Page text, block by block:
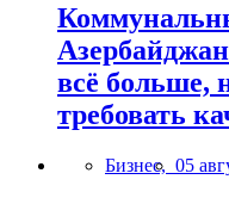
всё больше,
требовать
Бизнес, 05